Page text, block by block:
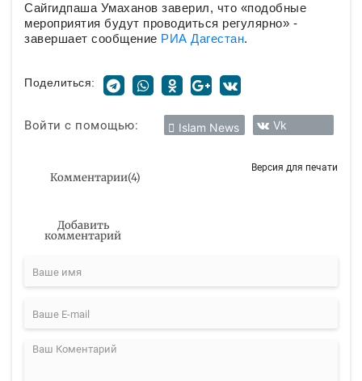
Сайгидпаша Умаханов заверил, что «подобные
мероприятия будут проводиться регулярно» -
завершает сообщение РИА Дагестан.
Поделиться:
Войти с помощью: Islam News Vk
Комментарии(4)
Версия для печати
Добавить
комментарий